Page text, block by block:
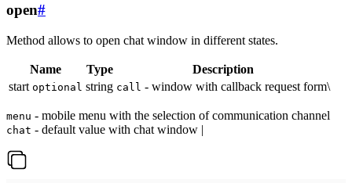
open#
Method allows to open chat window in different states.
Name Type
Description
start optional string call - window with callback request form\
menu - mobile menu with the selection of communication channel
chat - default value with chat window |